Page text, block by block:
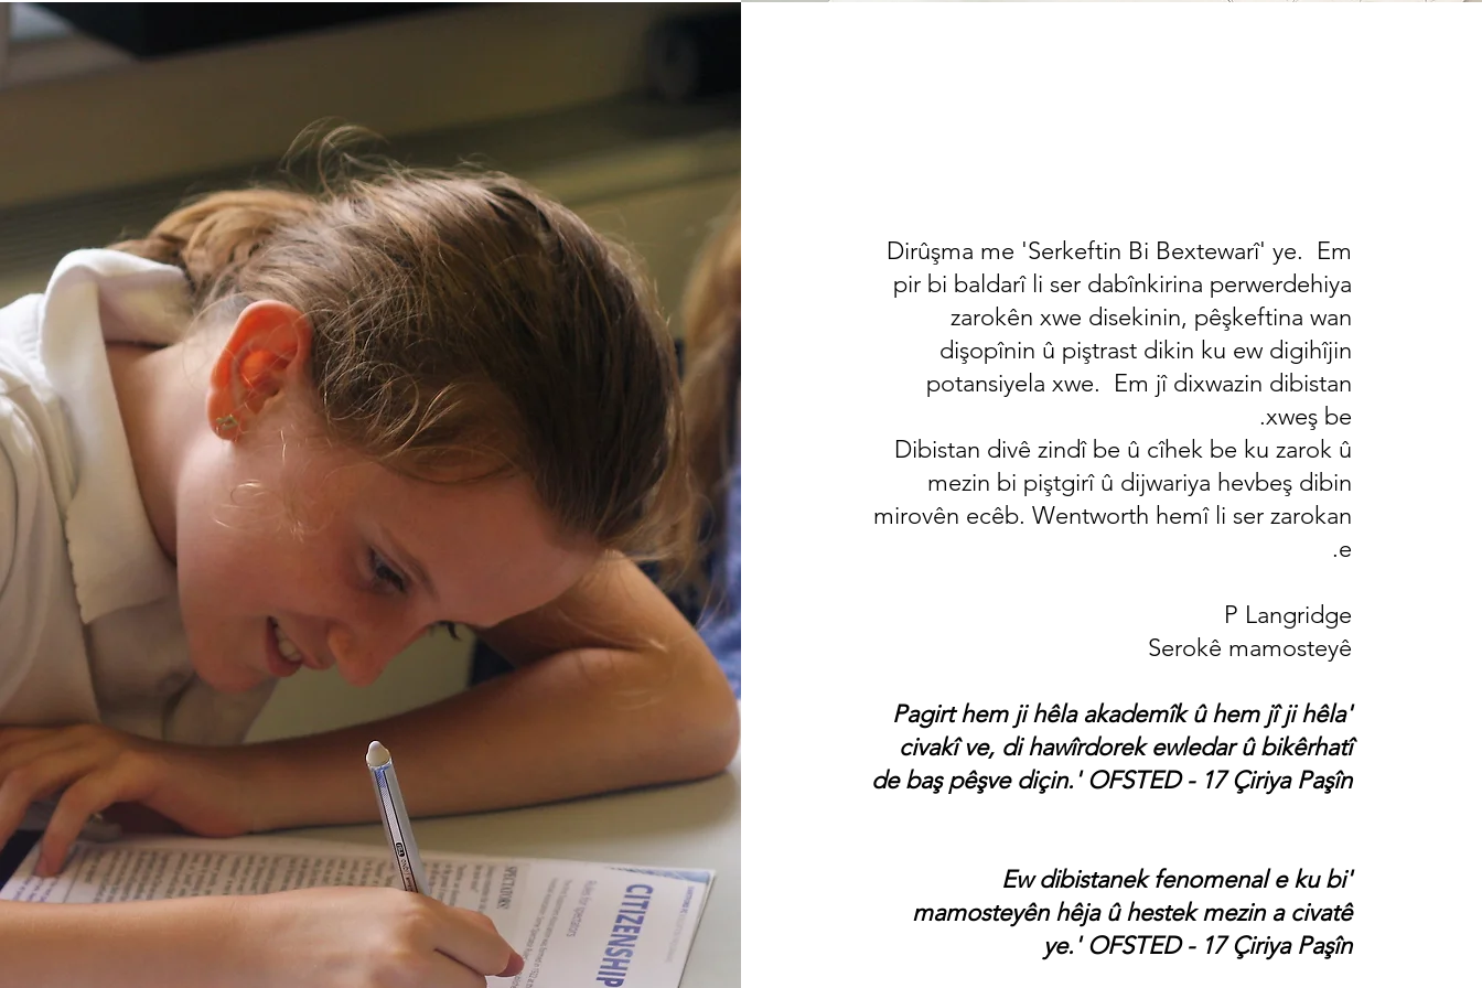
Dirûşma me 'Serkeftin Bi Bextewarî' ye. Em
pir bi baldarî li ser dabînkirina perwerdehiya
zarokên xwe disekinin, pêşkeftina wan
dişopînin û piştrast dikin ku ew digihîjin
potansiyela xwe. Em jî dixwazin dibistan
xweş be.
Dibistan divê zindî be û cîhek be ku zarok û
mezin bi piştgirî û dijwariya hevbeş dibin
mirovên ecêb. Wentworth hemî li ser zarokan
e.
P Langridge
Serokê mamosteyê
'Pagirt hem ji hêla akademîk û hem jî ji hêla
civakî ve, di hawîrdorek ewledar û bikêrhatî
de baş pêşve diçin.' OFSTED - 17 Çiriya Paşîn
'Ew dibistanek fenomenal e ku bi
mamosteyên hêja û hestek mezin a civatê
ye.' OFSTED - 17 Çiriya Paşîn